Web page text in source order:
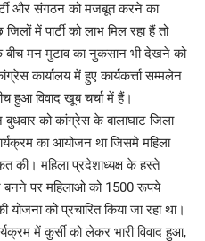
और संगठन को मजबूत करने का
में पार्टी को लाभ मिल रहा हैं तो
मन मुटाव का नुकसान भी देखने को
कार्यालय में हुए कार्यकर्त्ता सम्मलेन
हुआ विवाद खूब चर्चा में हैं।
को कांग्रेस के बालाघाट जिला
का आयोजन था जिसमे महिला
की। महिला प्रदेशाध्यक्ष के हस्ते
बनने पर महिलाओ को 1500 रूपये
को प्रचारित किया जा रहा था।
में कुर्सी को लेकर भारी विवाद हुआ,